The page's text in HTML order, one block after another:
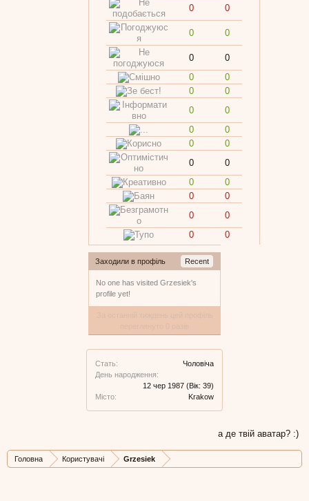
0 0
0 0
0
0
0
0
0
0
0
0
0
0
0
0
0
0
0
0
0
0
0
0
0
0
Заходили в профіль Recent
No one has visited Grzesiek's
profile yet!
Стать:
Чоловіча
День народження:
12 чер 1987 (Вік: 39)
Місто:
Krakow
а де твій аватар? :)
Головна Користувачі Grzesiek